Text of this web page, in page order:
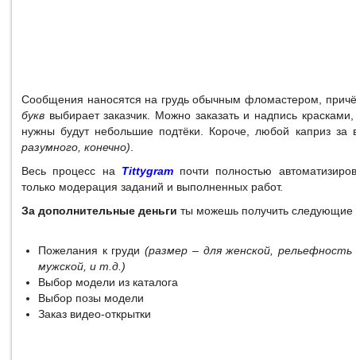
Сообщения наносятся на грудь обычным фломастером,
букв выбирает заказчик. Можно заказать и надпись
нужны будут небольшие подтёки. Короче, любой каприз
разумного, конечно)
Весь процесс на Tittygramпочти полностью
только модерация заданий и выполненных работ.
За дополнительные деньги ты можешь получить следующие
Пожелания к груди(размер – для женской,
мужской, и т.д.)
Выбор модели из каталога
Выбор позы модели
Заказ видео-открытки